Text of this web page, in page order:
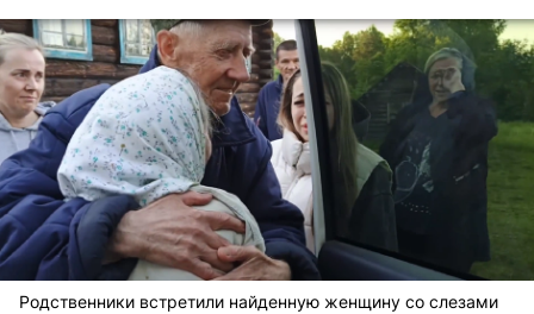
Родственники встретили найденную женщину со слезами